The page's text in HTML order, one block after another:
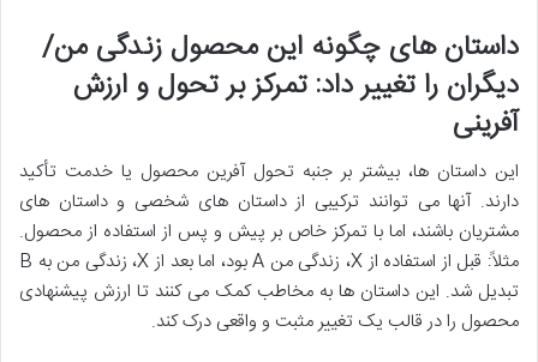
داستان های چگونه این محصول زندگی من/
دیگران را تغییر داد: تمرکز بر تحول و ارزش
آفرینی
این داستان ها، بیشتر بر جنبه تحول آفرین محصول یا خدمت تأکید
دارند. آنها می توانند ترکیبی از داستان های شخصی و داستان های
مشتریان باشند، اما با تمرکز خاص بر پیش و پس از استفاده از محصول.
مثلاً: قبل از استفاده از X، زندگی من A بود، اما بعد از X، زندگی من به B
تبدیل شد. این داستان ها به مخاطب کمک می کنند تا ارزش پیشنهادی
محصول را در قالب یک تغییر مثبت و واقعی درک کند.